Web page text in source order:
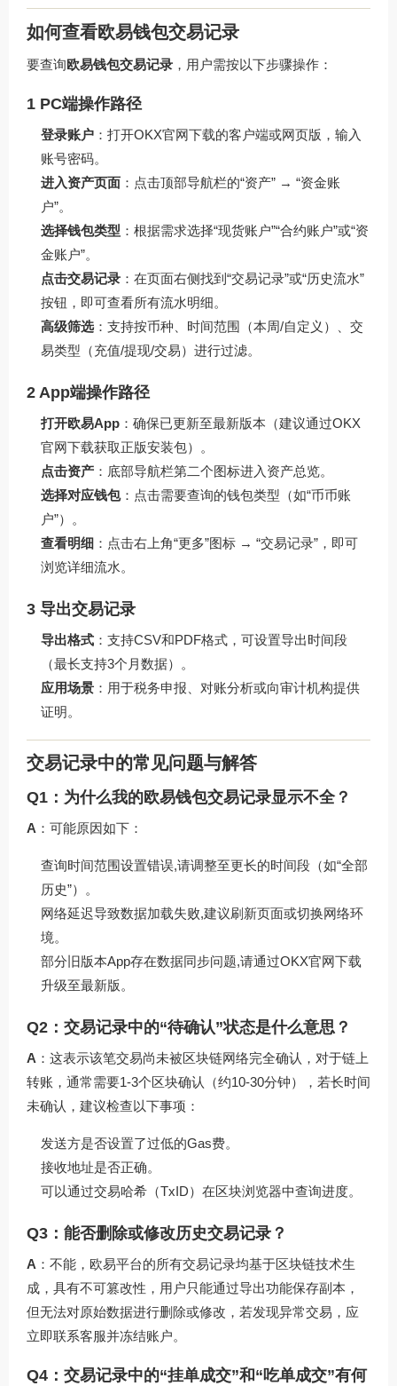
如何查看欧易钱包交易记录
要查询欧易钱包交易记录 ，用户需按以下步骤操作：
1 PC端操作路径
登录账户 ：打开OKX官网下载的客户端或网页版，输入
账号密码。
进入资产页面 ：点击顶部导航栏的“资产” → “资金账
户”。
选择钱包类型 ：根据需求选择“现货账户”“合约账户”或“资
金账户”。
点击交易记录 ：在页面右侧找到“交易记录”或“历史流水”
按钮，即可查看所有流水明细。
高级筛选：支持按币种、时间范围（本周/自定义）、交
易类型（充值/提现/交易）进行过滤。
2 App端操作路径
打开欧易App ：确保已更新至最新版本（建议通过OKX
官网下载获取正版安装包）。
点击资产 ：底部导航栏第二个图标进入资产总览。
选择对应钱包：点击需要查询的钱包类型（如“币币账
户”）。
查看明细 ：点击右上角“更多”图标 → “交易记录”，即可
浏览详细流水。
3 导出交易记录
导出格式 ：支持CSV和PDF格式，可设置导出时间段
（最长支持3个月数据）。
应用场景 ：用于税务申报、对账分析或向审计机构提供
证明。
交易记录中的常见问题与解答
Q1：为什么我的欧易钱包交易记录显示不全？
A ：可能原因如下：
查询时间范围设置错误,请调整至更长的时间段（如“全部
历史”）。
网络延迟导致数据加载失败,建议刷新页面或切换网络环
境。
部分旧版本App存在数据同步问题,请通过OKX官网下载
升级至最新版。
Q2：交易记录中的“待确认”状态是什么意思？
A ：这表示该笔交易尚未被区块链网络完全确认，对于链上
转账，通常需要1-3个区块确认（约10-30分钟），若长时间
未确认，建议检查以下事项：
发送方是否设置了过低的Gas费。
接收地址是否正确。
可以通过交易哈希（TxID）在区块浏览器中查询进度。
Q3：能否删除或修改历史交易记录？
A ：不能，欧易平台的所有交易记录均基于区块链技术生
成，具有不可篡改性，用户只能通过导出功能保存副本，
但无法对原始数据进行删除或修改，若发现异常交易，应
立即联系客服并冻结账户。
Q4：交易记录中的“挂单成交”和“吃单成交”有何